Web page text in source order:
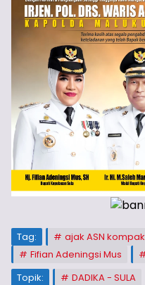
Tag: ajak ASN kompak
Fifian Adeningsi Mus
Topik:
DADIKA - SULA